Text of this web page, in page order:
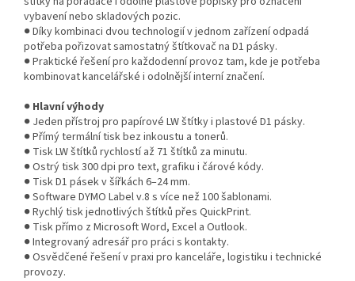
vybavení nebo skladových pozic.
● Díky kombinaci dvou technologií v jednom zařízení odpadá
potřeba pořizovat samostatný štítkovač na D1 pásky.
● Praktické řešení pro každodenní provoz tam, kde je potřeba
kombinovat kancelářské i odolnější interní značení.
● Hlavní výhody
● Jeden přístroj pro papírové LW štítky i plastové D1 pásky.
● Přímý termální tisk bez inkoustu a tonerů.
● Tisk LW štítků rychlostí až 71 štítků za minutu.
● Ostrý tisk 300 dpi pro text, grafiku i čárové kódy.
● Tisk D1 pásek v šířkách 6–24 mm.
● Software DYMO Label v.8 s více než 100 šablonami.
● Rychlý tisk jednotlivých štítků přes QuickPrint.
● Tisk přímo z Microsoft Word, Excel a Outlook.
● Integrovaný adresář pro práci s kontakty.
● Osvědčené řešení v praxi pro kanceláře, logistiku i technické
provozy.